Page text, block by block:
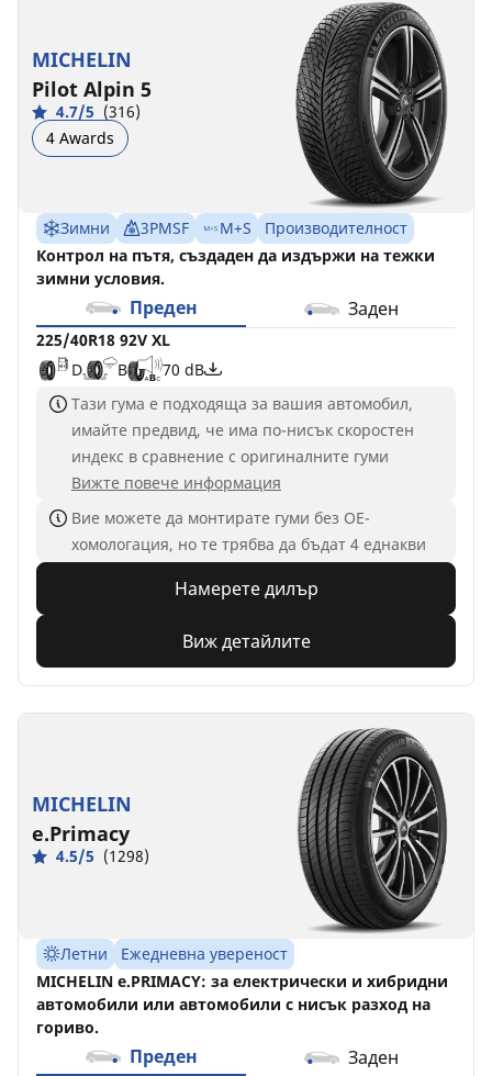
MICHELIN
Pilot Alpin 5
4.7/5 (316)
4 Awards
Зимни 3PMSF M+S
Производителност
Контрол на пътя, създаден да издържи на тежки
зимни условия.
Преден Заден
225/40R18 92V XL
D
B
70 dB
Тази гума е подходяща за вашия автомобил,
имайте предвид, че има по-нисък скоростен
индекс в сравнение с оригиналните гуми
Вижте повече информация
Вие можете да монтирате гуми без ОЕ-
хомологация, но те трябва да бъдат 4 еднакви
Намерете дилър
Виж детайлите
MICHELIN
e.Primacy
4.5/5 (1298)
Летни
Ежедневна увереност
MICHELIN e.PRIMACY: за електрически и хибридни
автомобили или автомобили с нисък разход на
гориво.
Преден Заден